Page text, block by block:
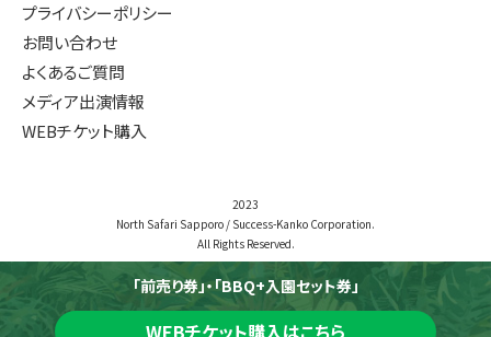
「前売り券」・「BBQ+入園セット券」
WEBチケット購入はこちら
エサあげ体験
冬のアニマルグランピング
プライバシーポリシー
お問い合わせ
よくあるご質問
メディア出演情報
WEBチケット購入
2023
North Safari Sapporo / Success-Kanko Corporation.
All Rights Reserved.